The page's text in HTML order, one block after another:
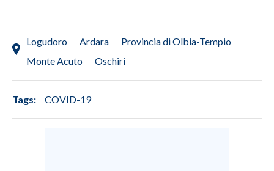
Logudoro Ardara
Provincia di Olbia-Tempio
Monte Acuto
Oschiri
Tags: COVID-19